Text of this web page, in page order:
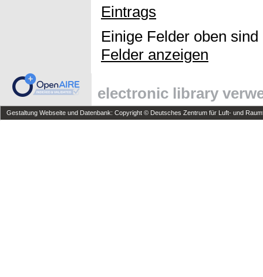
Eintrags
Einige Felder oben
Felder anzeigen
electronic library
Gestaltung Webseite und Datenbank: Copyright © Deutsches Zentrum für Luft- und